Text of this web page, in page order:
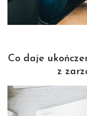
Co daje
z